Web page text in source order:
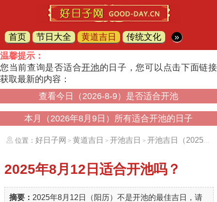
首页 节日大全 黄道吉日 传统文化
»
温馨提示：
您当前查询是否适合开池的日子，您可以点击下面链接
获取最新的内容：
查看今日（2026-8-9）是否适合开池
本月（2026年8月9日）所有适合开池的日子
位置： 好日子网 > 黄道吉日 > 开池吉日 > 开池吉日（20250812）
2025年8月12日 适合开池吗？
摘要： 2025年8月12日（阳历）不是开池的最佳吉日，请